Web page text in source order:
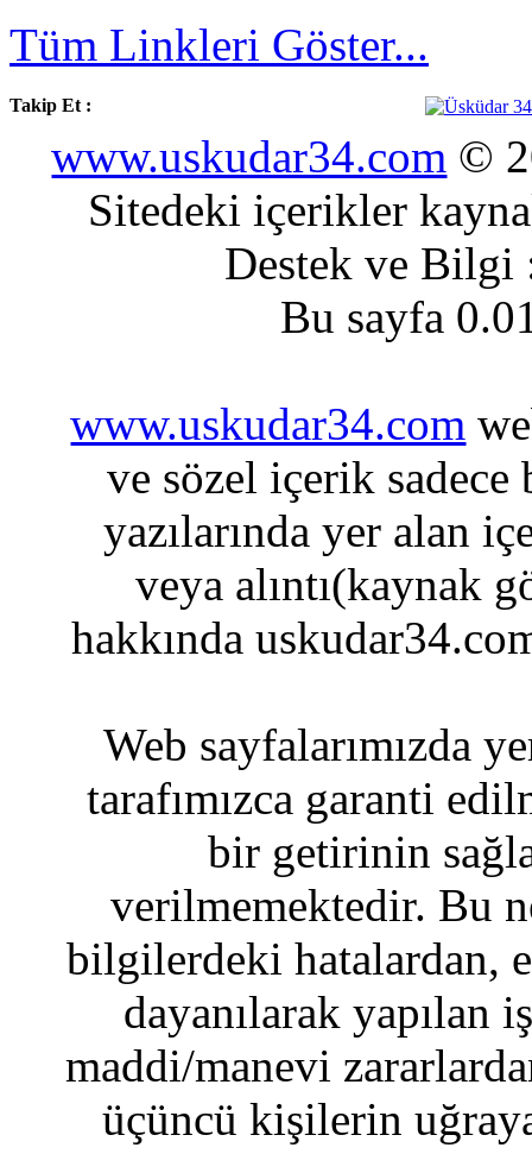
Tüm Linkleri Göster...
Takip Et :
www.uskudar34.com ©
Sitedeki içerikler
Destek ve
Bu sayfa
www.uskudar34.com
ve sözel içerik sadece
yazılarında yer alan
veya alıntı(kaynak
hakkında
Web sayfalarımızda
tarafımızca garanti
bir getirinin
verilmemektedir. Bu
bilgilerdeki hatalardan,
dayanılarak yapılan
maddi/manevi
üçüncü kişilerin